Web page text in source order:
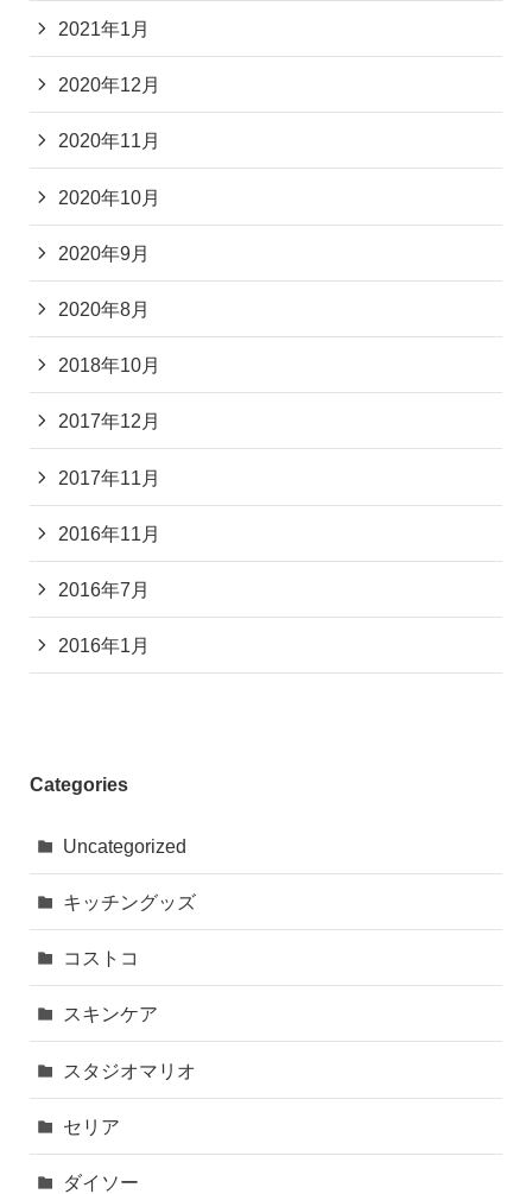
2021年1月
2020年12月
2020年11月
2020年10月
2020年9月
2020年8月
2018年10月
2017年12月
2017年11月
2016年11月
2016年7月
2016年1月
Categories
Uncategorized
キッチングッズ
コストコ
スキンケア
スタジオマリオ
セリア
ダイソー